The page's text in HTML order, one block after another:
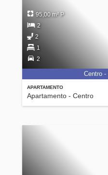
APARTAMENTO
Apartamento - Centro
95,00 m² P
2
2
1
2
Centro -